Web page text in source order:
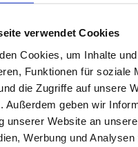
verwendet Cookies
Cookies, um Inhalte
Funktionen für soziale
die Zugriffe auf unsere
Außerdem geben wir
unserer Website an
Werbung und
es und lassen sich auf
Puppentheaters
einmaligen
kleinen Gäste. Die
mitsingen, mit dem Kasper
einer Schatzsuche
Milekse in ein
... Das